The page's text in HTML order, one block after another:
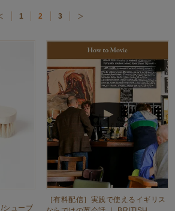
い順1 2 3
シューブ
［有料配信］実践で使えるイギリス